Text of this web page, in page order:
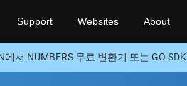
Support Websites About
서 NUMBERS 무료 변환기 또는 GO SDK